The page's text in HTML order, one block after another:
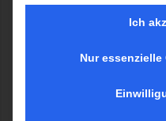
Einen packenden Wettkampf
Athletinnen und Athleten lagen
Ich
Nur